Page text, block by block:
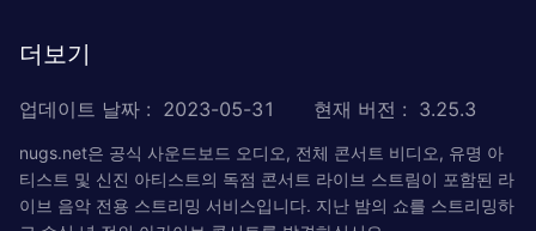
더보기
업데이트 날짜 : 2023-05-31 현재 버전 : 3.25.3
nugs.net은 공식 사운드보드 오디오, 전체 콘서트 비디오, 유명 아
티스트 및 신진 아티스트의 독점 콘서트 라이브 스트림이 포함된 라
이브 음악 전용 스트리밍 서비스입니다. 지난 밤의 쇼를 스트리밍하